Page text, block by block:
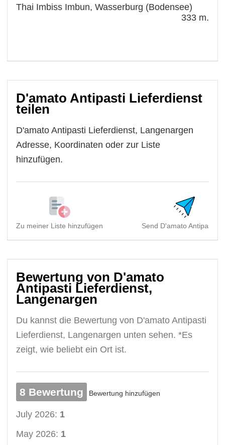
Thai Imbiss Imbun, Wasserburg (Bodensee)
333 m.
D'amato Antipasti Lieferdienst
teilen
D'amato Antipasti Lieferdienst, Langenargen
Adresse, Koordinaten oder zur Liste
hinzufügen.
Zu meiner Liste hinzufügen Send D'amato Antipasti
Bewertung von D'amato
Antipasti Lieferdienst,
Langenargen
Du kannst die Bewertung von D'amato Antipasti
Lieferdienst, Langenargen unten sehen. *Es
zeigt, wie beliebt ein Ort ist.
8 Bewertung Bewertung hinzufügen
July 2026: 1
May 2026: 1